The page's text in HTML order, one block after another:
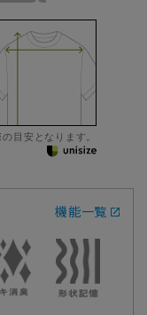
目安となります。
機能一覧